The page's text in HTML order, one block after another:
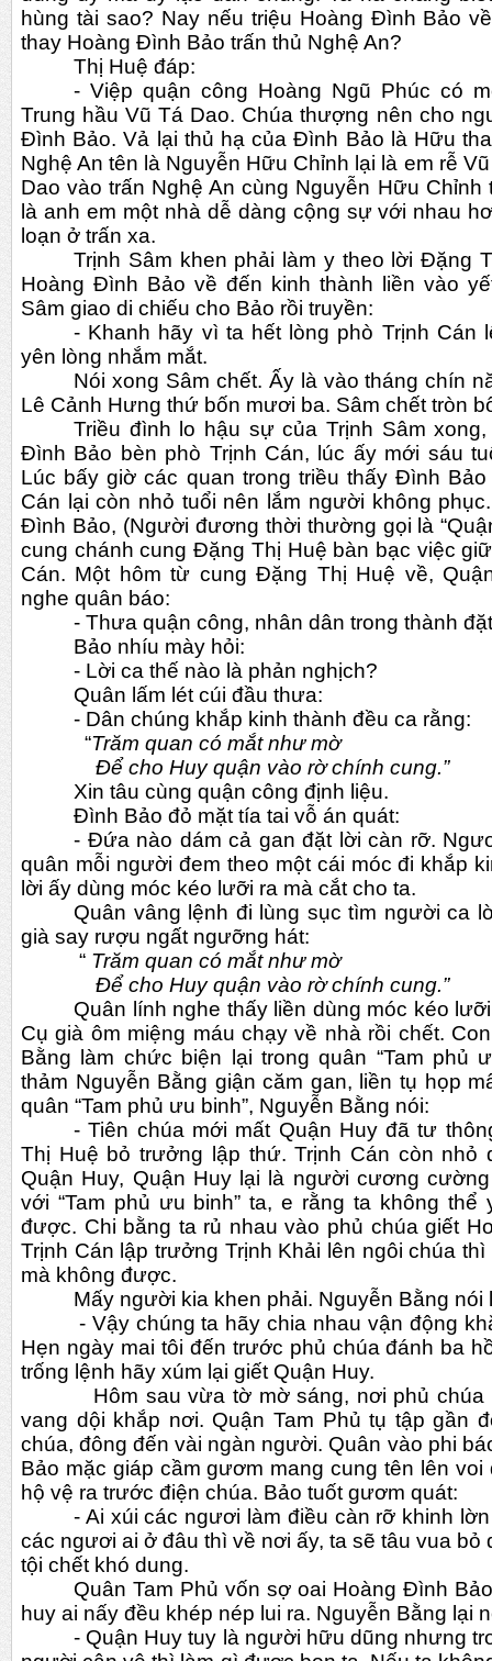
hùng tài sao? Nay nếu triệu Hoàng Đình Bảo
thay Hoàng Đình Bảo trấn thủ Nghệ An?
Thị Huệ đáp:
- Việp quận công Hoàng Ngũ Phúc có
Trung hầu Vũ Tá Dao. Chúa thượng nên cho
Đình Bảo. Vả lại thủ hạ của Đình Bảo là Hữu
Nghệ An tên là Nguyễn Hữu Chỉnh lại là em rễ
Dao vào trấn Nghệ An cùng Nguyễn Hữu
là anh em một nhà dễ dàng cộng sự với nhau
loạn ở trấn xa.
Trịnh Sâm khen phải làm y theo lời Đặng
Hoàng Đình Bảo về đến kinh thành liền vào
Sâm giao di chiếu cho Bảo rồi truyền:
- Khanh hãy vì ta hết lòng phò Trịnh Cán
yên lòng nhắm mắt.
Nói xong Sâm chết. Ấy là vào tháng chín
Lê Cảnh Hưng thứ bốn mươi ba. Sâm chết tròn
Triều đình lo hậu sự của Trịnh Sâm
Đình Bảo bèn phò Trịnh Cán, lúc ấy mới sáu
Lúc bấy giờ các quan trong triều thấy Đình
Cán lại còn nhỏ tuổi nên lắm người không
Đình Bảo, (Người đương thời thường gọi là
cung chánh cung Đặng Thị Huệ bàn bạc việc
Cán. Một hôm từ cung Đặng Thị Huệ về,
nghe quân báo:
- Thưa quận công, nhân dân trong thành
Bảo nhíu mày hỏi:
- Lời ca thế nào là phản nghịch?
Quân lấm lét cúi đầu thưa:
- Dân chúng khắp kinh thành đều ca rằng:
“Trăm quan có mắt như mờ
Để cho Huy quận vào rờ chính cung.”
Xin tâu cùng quận công định liệu.
Đình Bảo đỏ mặt tía tai vỗ án quát:
- Đứa nào dám cả gan đặt lời càn rỡ.
quân mỗi người đem theo một cái móc đi khắp
lời ấy dùng móc kéo lưỡi ra mà cắt cho ta.
Quân vâng lệnh đi lùng sục tìm người ca
già say rượu ngất ngưỡng hát:
“ Trăm quan có mắt như mờ
Để cho Huy quận vào rờ chính cung.”
Quân lính nghe thấy liền dùng móc kéo
Cụ già ôm miệng máu chạy về nhà rồi chết.
Bằng làm chức biện lại trong quân “Tam phủ
thảm Nguyễn Bằng giận căm gan, liền tụ họp
quân “Tam phủ ưu binh”, Nguyễn Bằng nói:
- Tiên chúa mới mất Quận Huy đã tư
Thị Huệ bỏ trưởng lập thứ. Trịnh Cán còn nhỏ
Quận Huy, Quận Huy lại là người cương
với “Tam phủ ưu binh” ta, e rằng ta không
được. Chi bằng ta rủ nhau vào phủ chúa giết
Trịnh Cán lập trưởng Trịnh Khải lên ngôi chúa
mà không được.
Mấy người kia khen phải. Nguyễn Bằng nói
Hẹn ngày mai tôi đến trước phủ chúa đánh ba
trống lệnh hãy xúm lại giết Quận Huy.
vang dội khắp nơi. Quận Tam Phủ tụ tập gần
chúa, đông đến vài ngàn người. Quân vào phi
Bảo mặc giáp cầm gươm mang cung tên lên
hộ vệ ra trước điện chúa. Bảo tuốt gươm quát:
- Ai xúi các ngươi làm điều càn rỡ khinh
các ngươi ai ở đâu thì về nơi ấy, ta sẽ tâu vua bỏ
tội chết khó dung.
Quân Tam Phủ vốn sợ oai Hoàng Đình
huy ai nấy đều khép nép lui ra. Nguyễn Bằng lại
- Quận Huy tuy là người hữu dũng nhưng